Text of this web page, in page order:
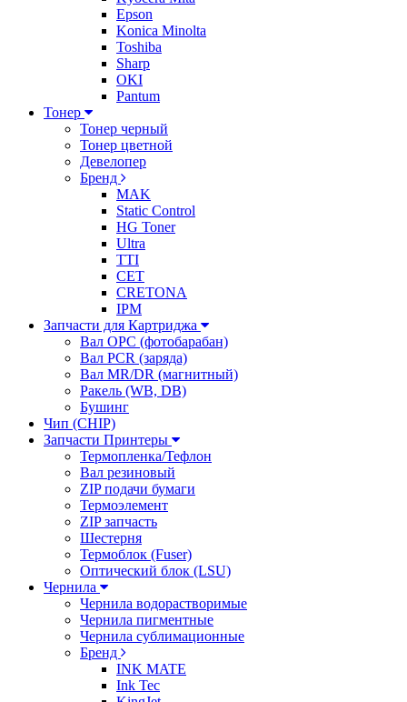
Epson
Konica Minolta
Toshiba
Sharp
OKI
Pantum
Тонер
Тонер черный
Тонер цветной
Девелопер
Бренд
MAK
Static Control
HG Toner
Ultra
TTI
CET
CRETONA
IPM
Запчасти для Картриджа
Вал OPC (фотобарабан)
Вал PCR (заряда)
Вал MR/DR (магнитный)
Ракель (WB, DB)
Бушинг
Чип (CHIP)
Запчасти Принтеры
Термопленка/Тефлон
Вал резиновый
ZIP подачи бумаги
Термоэлемент
ZIP запчасть
Шестерня
Термоблок (Fuser)
Оптический блок (LSU)
Чернила
Чернила водорастворимые
Чернила пигментные
Чернила сублимационные
Бренд
INK MATE
Ink Tec